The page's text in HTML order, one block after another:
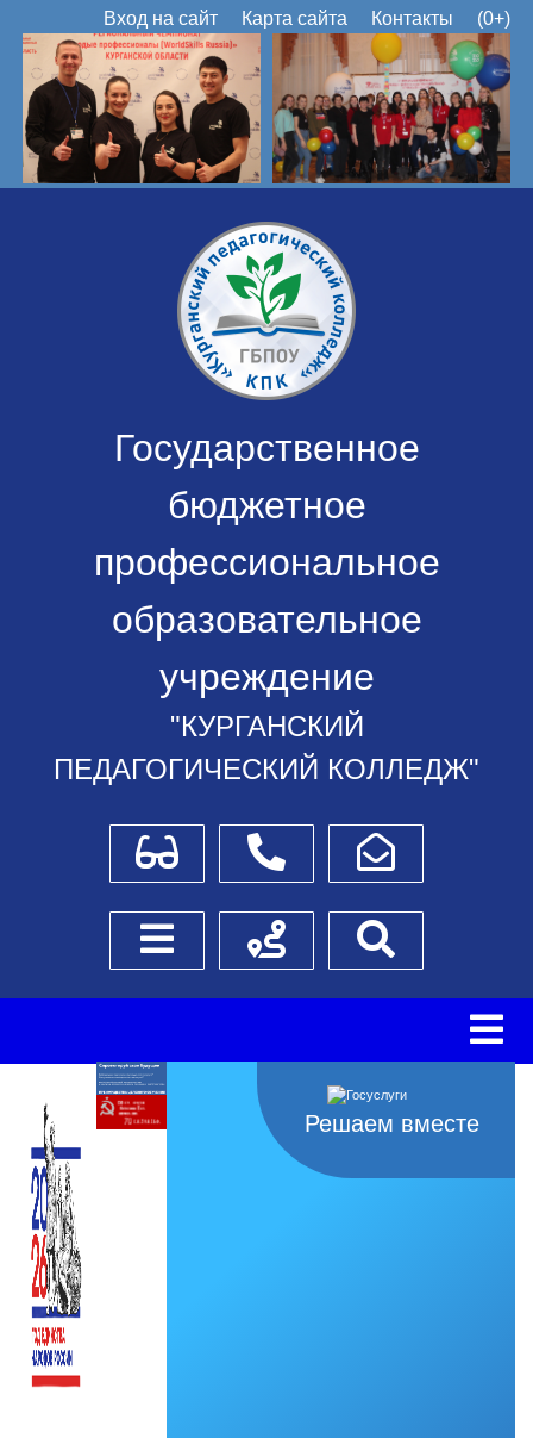
Вход на сайт Карта сайта Контакты (0+)
Государственное
бюджетное
профессиональное
образовательное
учреждение
"КУРГАНСКИЙ
ПЕДАГОГИЧЕСКИЙ КОЛЛЕДЖ"
Для слабовидящихТелефоныНаписать обращение
Боковое менюСхема проезда
Решаем вместе